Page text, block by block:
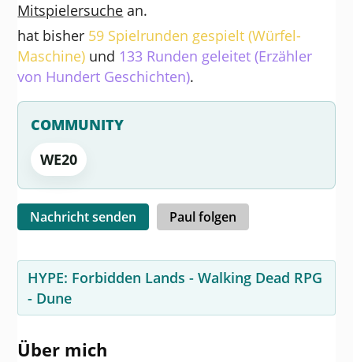
Mitspielersuche an.
hat bisher 59 Spielrunden gespielt (Würfel-
Maschine) und 133 Runden geleitet (Erzähler
von Hundert Geschichten).
COMMUNITY
WE20
Nachricht senden Paul folgen
HYPE: Forbidden Lands -Walking Dead RPG
- Dune
Über mich